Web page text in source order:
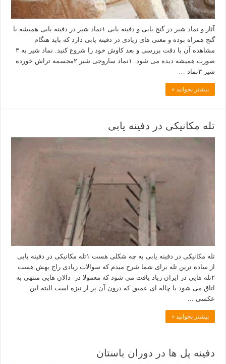
آثار و نماد شیر در گنج یابی و دفینه یابی ۱نماد شیر در دفینه یابی همیشه با
گنج همراه بوده و معنی های زیادی در دفینه یابی دارد که باید هنگام
مشاهده آن با دقت بررسی و بعد کاوش خود را شروع کنید. نماد شیر به ۳
صورت همیشه دیده می شود. ۱نماد ساروجی شیر ۲مجسمه تراش خورده
شیر ۳نماد …
بیشتر بخوانید »
تله مکانیکی در دفینه یابی
تله مکانیکی در دفینه یابی به چه شکلی هست ۱تله مکانیکی در دفینه یابی
از ساده ترین تله برای شما شرح میدم که سوالات زیادی راج بهش هست
۲تله هایی در ایران زیاد یافت می شود که معمولا در دالان هایی منتهی به
اتاق می شود با چاله ای عمیق که درون آن پر از نیزه است البته این
عکسی …
بیشتر بخوانید »
دفینه پل ها در دوران باستان